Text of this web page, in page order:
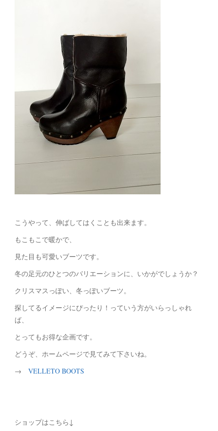
こうやって、伸ばしてはくことも出来ます。
もこもこで暖かで、
見た目も可愛いブーツです。
冬の足元のひとつのバリエーションに、いかがでしょうか？
クリスマスっぽい、冬っぽいブーツ。
探してるイメージにぴったり！っていう方がいらっしゃれ
ば、
とってもお得な企画です。
どうぞ、ホームページで見てみて下さいね。
→ VELLETO BOOTS
ショップはこちら↓